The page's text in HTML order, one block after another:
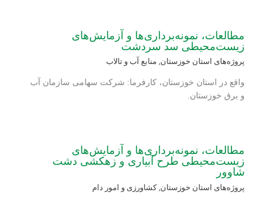
مطالعات، نمونه‌برداری‌ها و آزمایش‌های
زیست‌محیطی سد سردشت
پروژه‌های استان خوزستان, منابع آب و تالاب
واقع در استان خوزستان، کارفرما: شرکت سهامی سازمان آب
و برق خوزستان.
مطالعات، نمونه‌برداری‌ها و آزمایش‌های
زیست‌محیطی طرح آبیاری و زهکشی دشت
شاوور
پروژه‌های استان خوزستان ,کشاورزی و امور دام